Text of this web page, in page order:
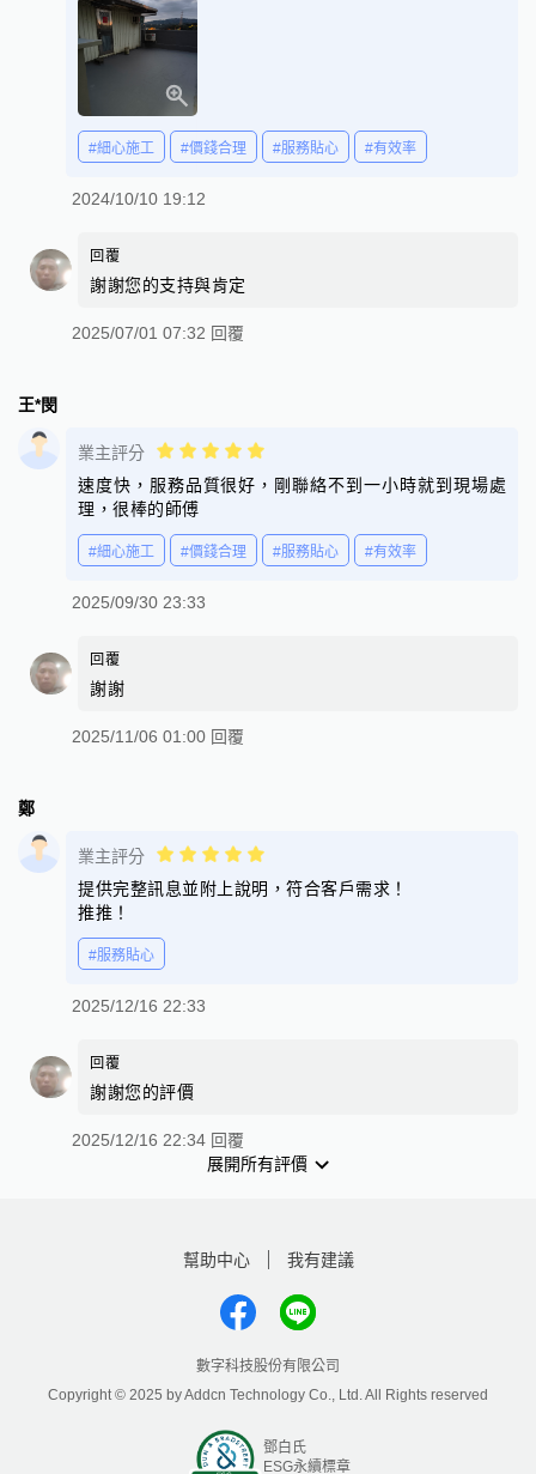
#細心施工 #價錢合理 #服務貼心 #有效率
2024/10/10 19:12
回覆
謝謝您的支持與肯定
2025/07/01 07:32 回覆
王*閔
業主評分
速度快，服務品質很好，剛聯絡不到一小時就到現場處
理，很棒的師傅
#細心施工 #價錢合理 #服務貼心 #有效率
2025/09/30 23:33
回覆
謝謝
2025/11/06 01:00 回覆
鄭
業主評分
提供完整訊息並附上說明，符合客戶需求！
推推！
#服務貼心
2025/12/16 22:33
回覆
謝謝您的評價
2025/12/16 22:34 回覆
展開所有評價
幫助中心 我有建議
數字科技股份有限公司
Copyright © 2025 by Addcn Technology Co., Ltd. All Rights reserved
鄧白氏
ESG永續標章